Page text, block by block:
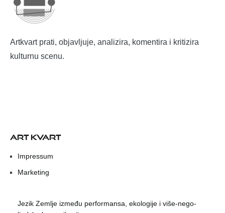
Artkvart prati, objavljuje, analizira, komentira i kritizira
kulturnu scenu.
ART KVART
Impressum
Marketing
Jezik Zemlje između performansa, ekologije i više-nego-